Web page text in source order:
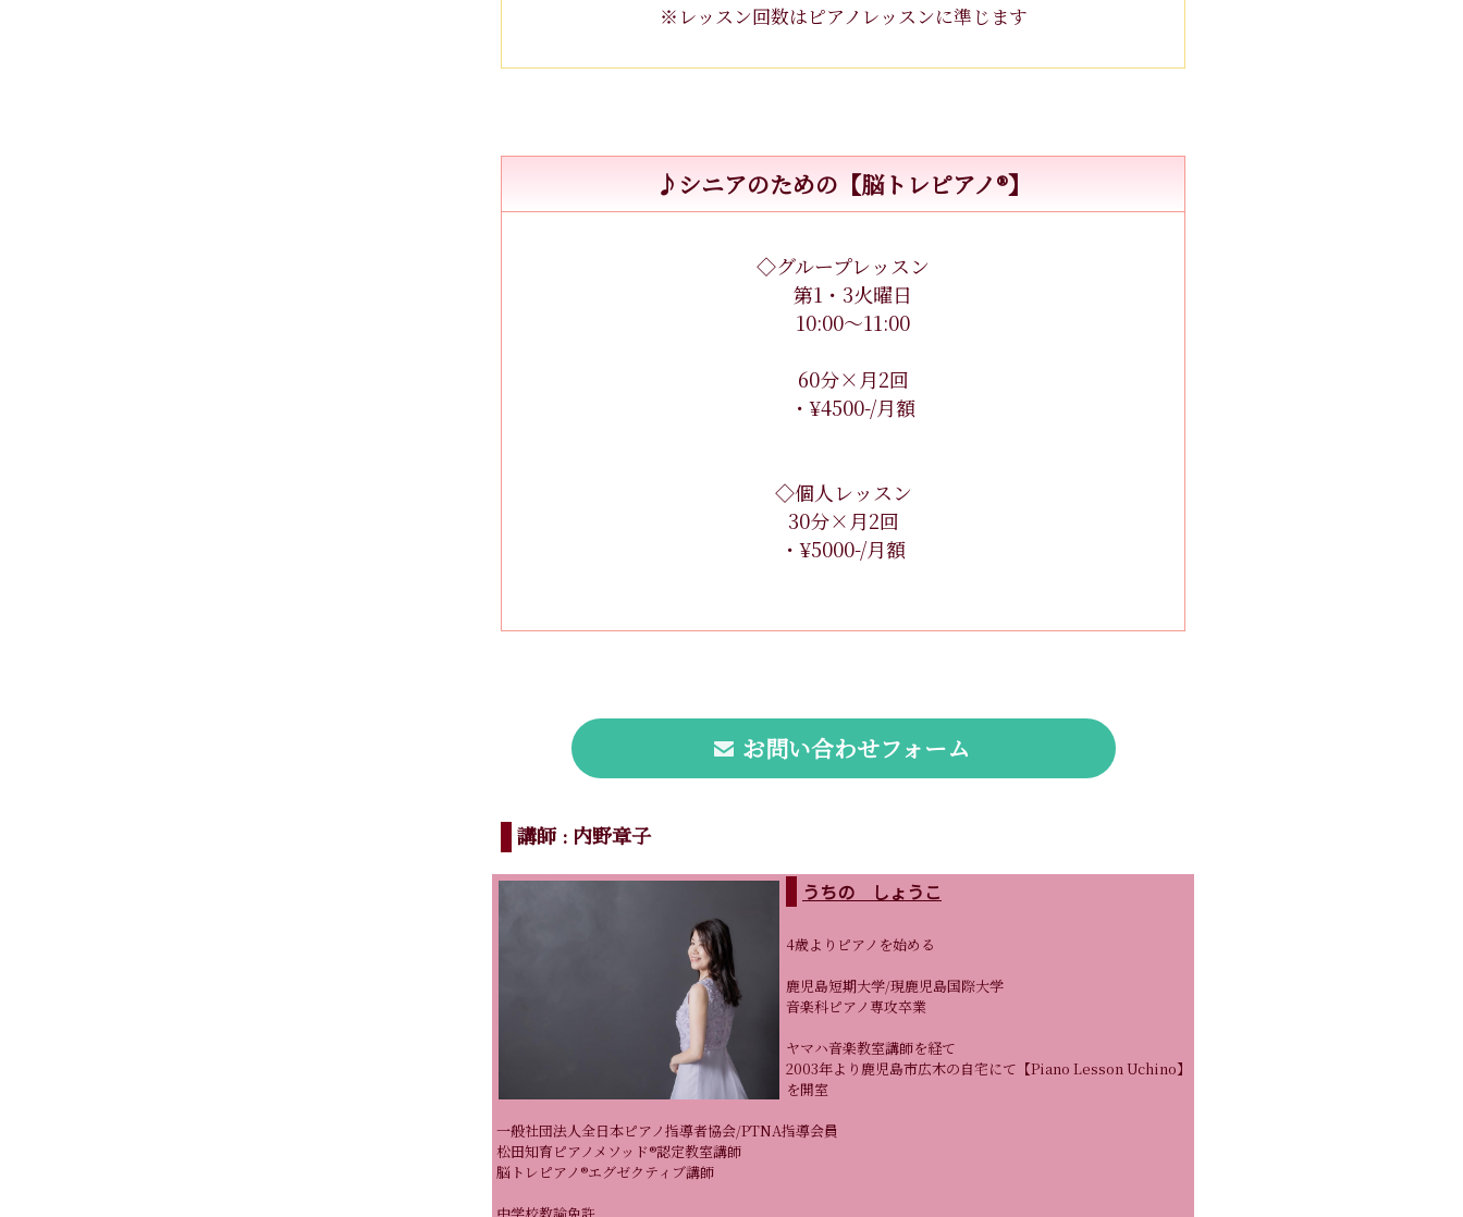
※レッスン回数はピアノレッスンに準じます
♪シニアのための【脳トレピアノ®︎】
◇グループレッスン
第1・3火曜日
10:00〜11:00
60分×月2回
・¥4500-/月額
◇個人レッスン
30分×月2回
・¥5000-/月額
お問い合わせフォーム
講師 : 内野章子
うちの しょうこ
4歳よりピアノを始める
鹿児島短期大学/現鹿児島国際大学
音楽科ピアノ専攻卒業
ヤマハ音楽教室講師を経て
2003年より鹿児島市広木の自宅にて【Piano Lesson Uchino】
を開室
一般社団法人全日本ピアノ指導者協会/PTNA指導会員
松田知育ピアノメソッド®︎認定教室講師
脳トレピアノ®︎エグゼクティブ講師